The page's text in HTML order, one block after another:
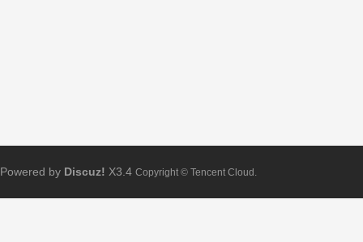
Powered by Discuz! X3.4 Copyright © Tencent Cloud.